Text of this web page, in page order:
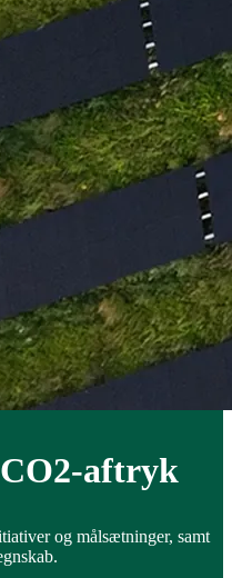
aftryk
og målsætninger, samt